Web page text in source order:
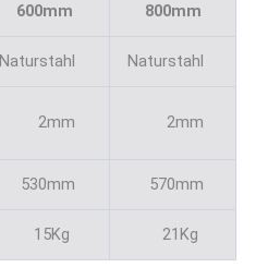
600mm 800mm
Naturstahl Naturstahl
2mm 2mm
530mm 570mm
15Kg 21Kg